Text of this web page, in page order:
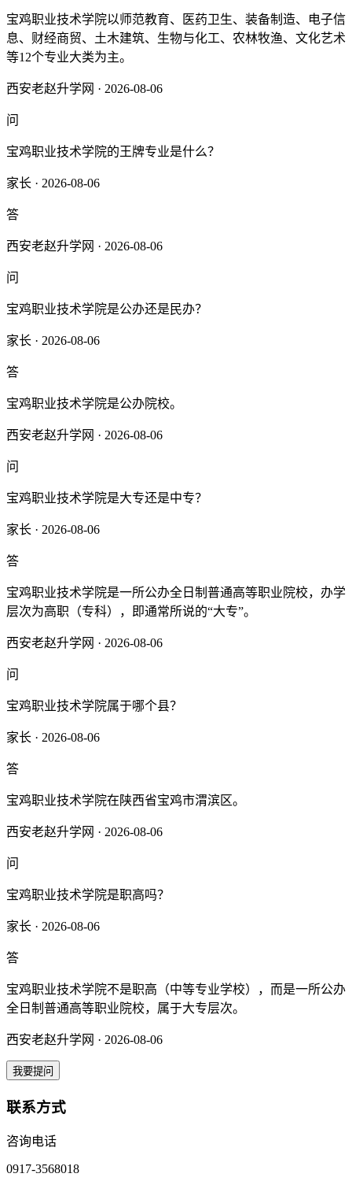
宝鸡职业技术学院以师范教育、医药卫生、装备制造、电子信
息、财经商贸、土木建筑、生物与化工、农林牧渔、文化艺术
等12个专业大类为主。
西安老赵升学网 · 2026-08-06
问
宝鸡职业技术学院的王牌专业是什么？
家长 · 2026-08-06
答
西安老赵升学网 · 2026-08-06
问
宝鸡职业技术学院是公办还是民办？
家长 · 2026-08-06
答
宝鸡职业技术学院是‌公办‌院校。‌
西安老赵升学网 · 2026-08-06
问
宝鸡职业技术学院是大专还是中专？
家长 · 2026-08-06
答
宝鸡职业技术学院是一所公办全日制普通高等职业院校，办学
层次为高职（专科），即通常所说的“大专”‌。‌
西安老赵升学网 · 2026-08-06
问
宝鸡职业技术学院属于哪个县？
家长 · 2026-08-06
答
宝鸡职业技术学院在陕西省宝鸡市渭滨区‌。
西安老赵升学网 · 2026-08-06
问
宝鸡职业技术学院是职高吗？
家长 · 2026-08-06
答
宝鸡职业技术学院不是职高（中等专业学校），而是一所公办
全日制普通高等职业院校，属于大专层次。
西安老赵升学网 · 2026-08-06
我要提问
联系方式
咨询电话
0917-3568018